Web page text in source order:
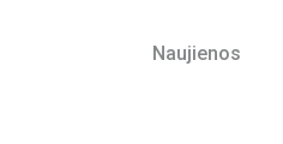
Naujienos